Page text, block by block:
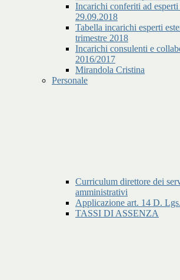
Incarichi conferiti ad
29.09.2018
Tabella incarichi esperti
trimestre 2018
Incarichi consulenti e
2016/2017
Mirandola Cristina
Personale
Curriculum direttore dei
amministrativi
Applicazione art. 14 D.
TASSI DI ASSENZA